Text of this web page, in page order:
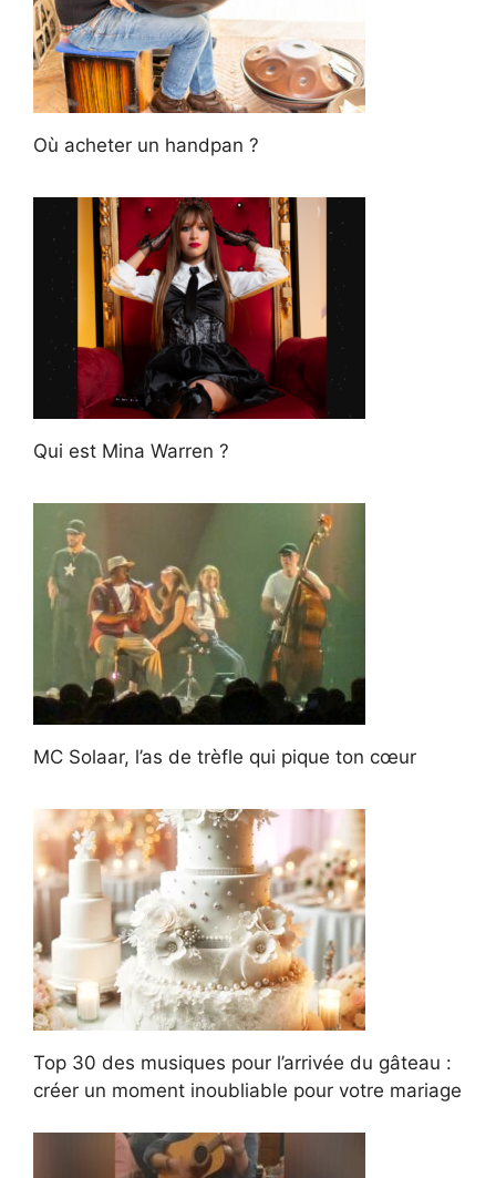
Où acheter un handpan ?
Qui est Mina Warren ?
MC Solaar, l’as de trèfle qui pique ton cœur
Top 30 des musiques pour l’arrivée du gâteau :
créer un moment inoubliable pour votre mariage